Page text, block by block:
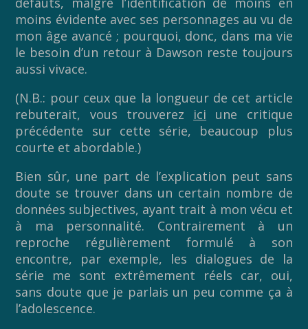
moins évidente avec ses personnages au vu de
mon âge avancé ; pourquoi, donc, dans ma vie
le besoin d’un retour à Dawson reste toujours
aussi vivace.
(N.B.: pour ceux que la longueur de cet article
rebuterait, vous trouverez ici une critique
précédente sur cette série, beaucoup plus
courte et abordable.)
Bien sûr, une part de l’explication peut sans
doute se trouver dans un certain nombre de
données subjectives, ayant trait à mon vécu et
à ma personnalité. Contrairement à un
reproche régulièrement formulé à son
encontre, par exemple, les dialogues de la
série me sont extrêmement réels car, oui,
sans doute que je parlais un peu comme ça à
l’adolescence.